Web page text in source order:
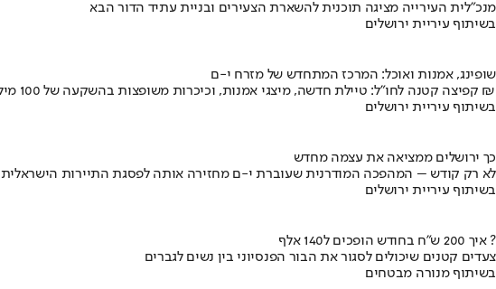
מנכ"לית העירייה מציגה תוכנית להשארת הצעירים ובניית עתיד הדור הבא
בשיתוף עיריית ירושלים
שופינג, אמנות ואוכל: המרכז המתחדש של מזרח י-ם
קפיצה קטנה לחו"ל: טיילת חדשה, מיצגי אמנות, וכיכרות משופצות בהשקעה של 100 מיליון ₪
בשיתוף עיריית ירושלים
כך ירושלים ממציאה את עצמה מחדש
לא רק קודש – המהפכה המודרנית שעוברת י-ם מחזירה אותה לפסגת התיירות הישראלית
בשיתוף עיריית ירושלים
איך 200 ש"ח בחודש הופכים ל140 אלף ?
צעדים קטנים שיכולים לסגור את הבור הפנסיוני בין נשים לגברים
בשיתוף מנורה מבטחים